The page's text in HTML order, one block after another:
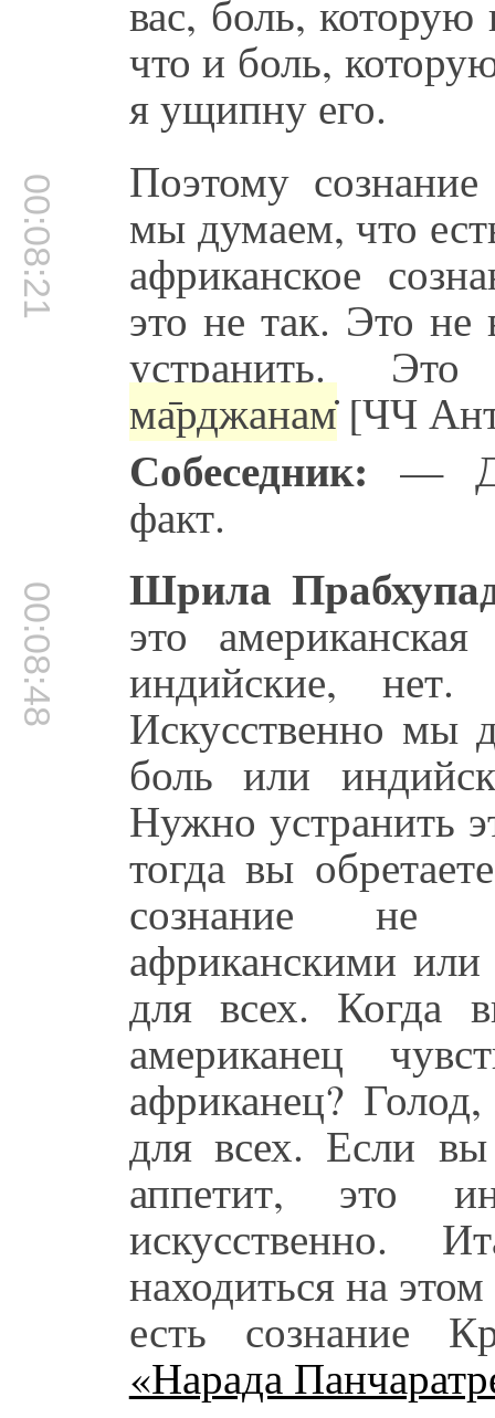
вас, боль, которую
что и боль,
я ущипну его.
00:08:21 Поэтому
мы думаем, что
африканское
это не так. Это не
устранить.
ма̄рджанам̇[ЧЧ
Собеседник: —
факт.
00:08:48 Шрила
это
индийские,
Искусственно мы
боль или
Нужно устранить
тогда вы
сознание не
африканскими
для всех. Когда
американец
африканец?
для всех. Если вы
аппетит, это
искусственно.
находиться на
есть сознание
«Нарада